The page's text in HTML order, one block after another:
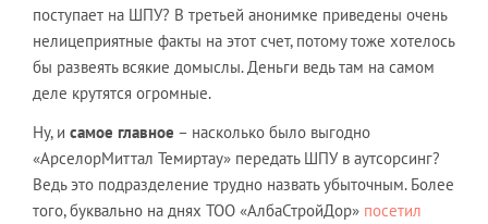
поступает на ШПУ? В третьей анонимке приведены очень
нелицеприятные факты на этот счет, потому тоже хотелось
бы развеять всякие домыслы. Деньги ведь там на самом
деле крутятся огромные.
Ну, и самое главное – насколько было выгодно
«АрселорМиттал Темиртау» передать ШПУ в аутсорсинг?
Ведь это подразделение трудно назвать убыточным. Более
того, буквально на днях ТОО «АлбаСтройДор» посетил